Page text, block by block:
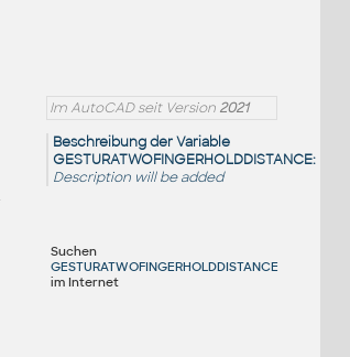
Im AutoCAD seit Version 2021
Beschreibung der Variable
GESTURATWOFINGERHOLDDISTANCE:
Description will be added
Suchen
GESTURATWOFINGERHOLDDISTANCE
im Internet